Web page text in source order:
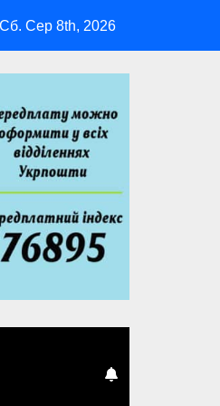
ГАРТ 2026 – як долучитися
Сб. Сер 8th, 2026